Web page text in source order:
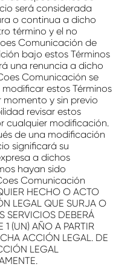
será considerada
o continua a dicho
término y el no
Comunicación de
bajo estos Términos
una renuncia a dicho
Comunicación se
estos Términos
momento y sin previo
revisar estos
cualquier modificación.
de una modificación
significará su
a dichos
hayan sido
Comunicación
HECHO O ACTO
LEGAL QUE SURJA O
SERVICIOS DEBERÁ
(UN) AÑO A PARTIR
ACCIÓN LEGAL. DE
LEGAL